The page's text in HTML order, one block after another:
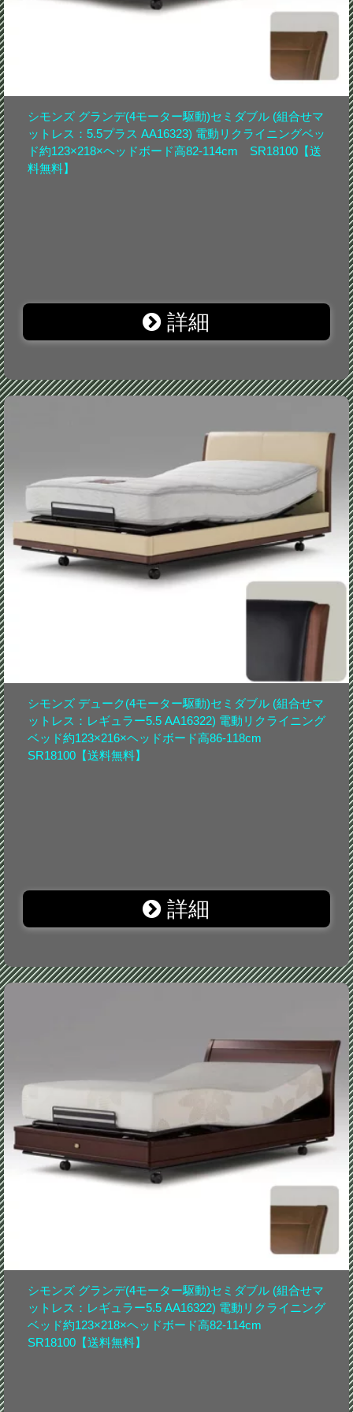
シモンズ グランデ(4モーター駆動)セミダブル (組合せマ
ットレス：5.5プラス AA16323) 電動リクライニングベッ
ド約123×218×ヘッドボード高82-114cm SR18100【送
料無料】
詳細
シモンズ デューク(4モーター駆動)セミダブル (組合せマ
ットレス：レギュラー5.5 AA16322) 電動リクライニング
ベッド約123×216×ヘッドボード高86-118cm
SR18100【送料無料】
詳細
シモンズ グランデ(4モーター駆動)セミダブル (組合せマ
ットレス：レギュラー5.5 AA16322) 電動リクライニング
ベッド約123×218×ヘッドボード高82-114cm
SR18100【送料無料】